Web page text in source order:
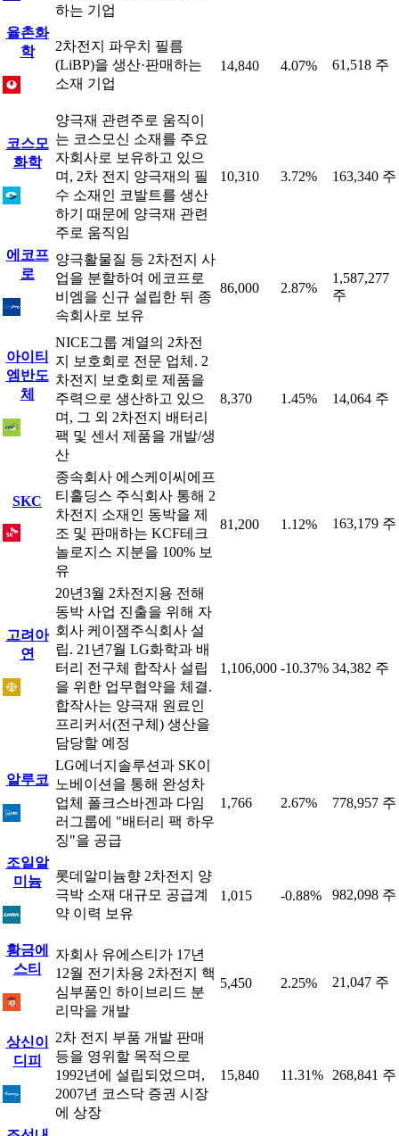
하는 기업
율촌화
학
2차전지 파우치 필름
(LiBP)을 생산·판매하는
소재 기업
14,840 4.07% 61,518 주
코스모
화학
양극재 관련주로 움직이
는 코스모신 소재를 주요
자회사로 보유하고 있으
며, 2차 전지 양극재의 필
수 소재인 코발트를 생산
하기 때문에 양극재 관련
주로 움직임
10,310 3.72% 163,340 주
에코프
로
양극활물질 등 2차전지 사
업을 분할하여 에코프로
비엠을 신규 설립한 뒤 종
속회사로 보유
86,000 2.87%
1,587,277
주
아이티
엠반도
체
NICE그룹 계열의 2차전
지 보호회로 전문 업체. 2
차전지 보호회로 제품을
주력으로 생산하고 있으
며, 그 외 2차전지 배터리
팩 및 센서 제품을 개발/생
산
8,370 1.45% 14,064 주
SKC
종속회사 에스케이씨에프
티홀딩스 주식회사 통해 2
차전지 소재인 동박을 제
조 및 판매하는 KCF테크
놀로지스 지분을 100% 보
유
81,200 1.12% 163,179 주
고려아
연
20년3월 2차전지용 전해
동박 사업 진출을 위해 자
회사 케이잼주식회사 설
립. 21년7월 LG화학과 배
터리 전구체 합작사 설립
을 위한 업무협약을 체결.
합작사는 양극재 원료인
프리커서(전구체) 생산을
담당할 예정
1,106,000 -10.37% 34,382 주
알루코
LG에너지솔루션과 SK이
노베이션을 통해 완성차
업체 폴크스바겐과 다임
러그룹에 "배터리 팩 하우
징"을 공급
1,766 2.67% 778,957 주
조일알
미늄
롯데알미늄향 2차전지 양
극박 소재 대규모 공급계
약 이력 보유
1,015 -0.88% 982,098 주
황금에
스티
자회사 유에스티가 17년
12월 전기차용 2차전지 핵
심부품인 하이브리드 분
리막을 개발
5,450 2.25% 21,047 주
상신이
디피
2차 전지 부품 개발 판매
등을 영위할 목적으로
1992년에 설립되었으며,
2007년 코스닥 증권 시장
에 상장
15,840 11.31% 268,841 주